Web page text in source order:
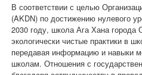
В соответствии с целью
(AKDN) по достижению нулевого
2030 году, школа Ага Хана города
экологически чистые практики в
передавая информацию и навыки
школам. Отношения с